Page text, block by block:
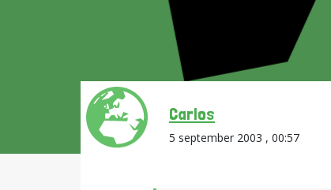
Carlos
5 september 2003 , 00:57